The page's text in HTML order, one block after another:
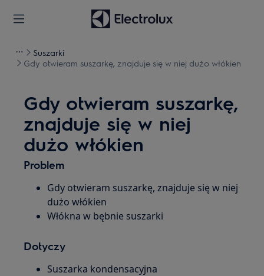
Suszarki
Gdy otwieram suszarkę, znajduje się w niej dużo włókien
Gdy otwieram suszarkę,
znajduje się w niej
dużo włókien
Problem
Gdy otwieram suszarkę, znajduje się w niej
dużo włókien
Włókna w bębnie suszarki
Dotyczy
Suszarka kondensacyjna